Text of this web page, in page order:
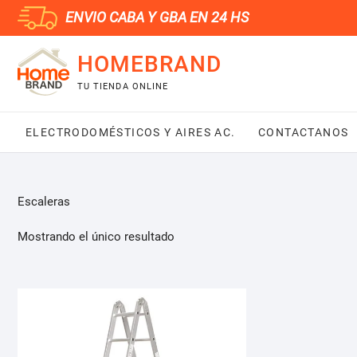
Saltar
contenido
ENVIO CABA Y GBA EN 24 HS
HOMEBRAND
TU TIENDA ONLINE
ELECTRODOMÉSTICOS Y AIRES AC. CONTACTANOS
Escaleras
Mostrando el único resultado